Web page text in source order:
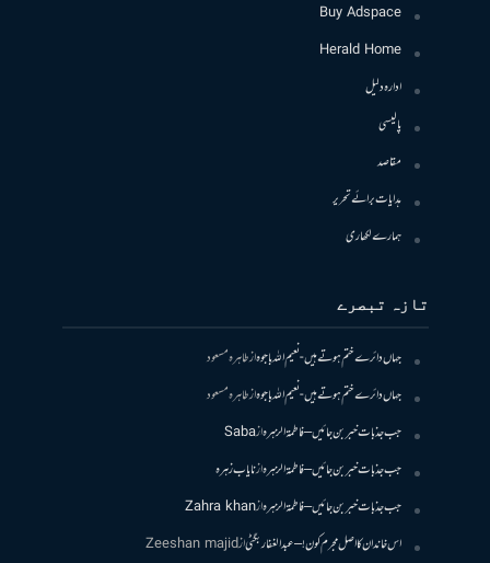
Buy Adspace
Herald Home
ادارہ دلیل
پالیسی
مقاصد
ہدایات برائے تحریر
ہمارے لکھاری
تازہ تبصرے
جہاں دائرے ختم ہوتے ہیں- نعیم اللہ باجوہازطاہرہ مسعود
جہاں دائرے ختم ہوتے ہیں- نعیم اللہ باجوہازطاہرہ مسعود
جب جذبات خبر بن جائیں – فاطمۃالزہرہازSaba
جب جذبات خبر بن جائیں – فاطمۃالزہرہازنایاب زہرہ
جب جذبات خبر بن جائیں – فاطمۃالزہرہازZahra khan
اس خاندان کا اصل مجرم کون! – عبدالغفار بگٹیازZeeshan majid